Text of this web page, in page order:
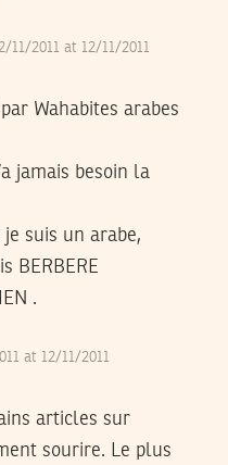
11/2011 at 12/11/2011
par Wahabites arabes
jamais besoin la
suis un arabe,
BERBERE
.
at 12/11/2011
articles sur
sourire. Le plus